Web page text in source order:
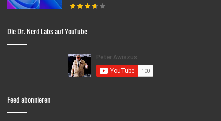
Die Dr. Nerd Labs auf YouTube
Feed abonnieren